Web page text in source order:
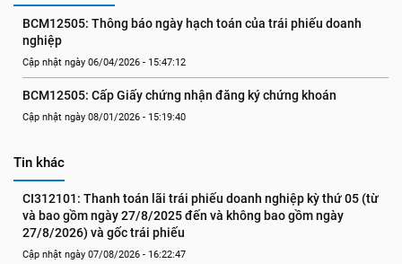
BCM12505: Thông báo ngày hạch toán của trái phiếu doanh
nghiệp
Cập nhật ngày 06/04/2026 - 15:47:12
BCM12505: Cấp Giấy chứng nhận đăng ký chứng khoán
Cập nhật ngày 08/01/2026 - 15:19:40
Tin khác
CI312101: Thanh toán lãi trái phiếu doanh nghiệp kỳ thứ 05 (từ
và bao gồm ngày 27/8/2025 đến và không bao gồm ngày
27/8/2026) và gốc trái phiếu
Cập nhật ngày 07/08/2026 - 16:22:47